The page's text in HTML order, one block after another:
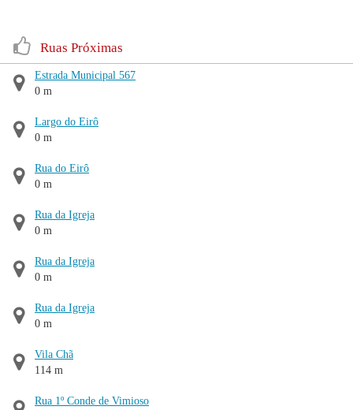
Ruas Próximas
Estrada Municipal 567
0 m
Largo do Eirô
0 m
Rua do Eirô
0 m
Rua da Igreja
0 m
Rua da Igreja
0 m
Rua da Igreja
0 m
Vila Chã
114 m
Rua 1º Conde de Vimioso